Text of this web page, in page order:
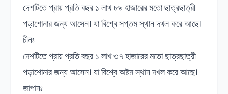
দেশটিতে প্রায় প্রতি বছর ১ লাখ ৮৯ হাজারের মতো ছাত্রছাত্রী
পড়াশোনার জন্য আসেন। যা বিশ্বে সপ্তম স্থান দখল করে আছে।
চীনঃ
দেশটিতে প্রায় প্রতি বছর ১ লাখ ৩৭ হাজারের মতো ছাত্রছাত্রী
পড়াশোনার জন্য আসেন। যা বিশ্বে অষ্টম স্থান দখল করে আছে।
জাপানঃ